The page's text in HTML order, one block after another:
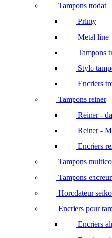
Tampons trodat
Printy
Metal line
Tampons
Stylo
Encriers
Tampons reiner
Reiner -
Reiner -
Encriers
Tampons
Tampons
Horodateur seiko
Encriers pour
Encriers